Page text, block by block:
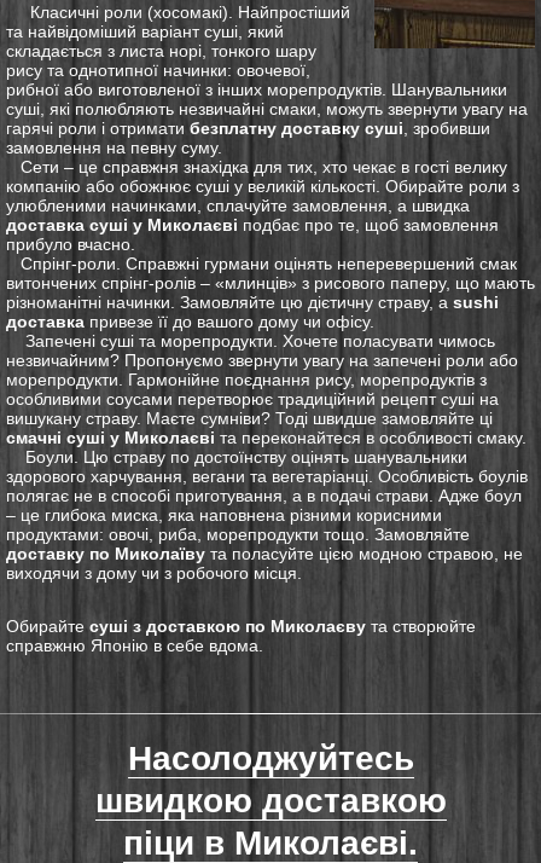
Класичні роли (хосомакі). Найпростіший
та найвідоміший варіант суші, який
складається з листа норі, тонкого шару
рису та однотипної начинки: овочевої,
рибної або виготовленої з інших морепродуктів. Шанувальники
суші, які полюбляють незвичайні смаки, можуть звернути увагу на
гарячі роли і отримати безплатну доставку суші , зробивши
замовлення на певну суму.
Сети – це справжня знахідка для тих, хто чекає в гості велику
компанію або обожнює суші у великій кількості. Обирайте роли з
улюбленими начинками, сплачуйте замовлення, а швидка
доставка суші у Миколаєві подбає про те, щоб замовлення
прибуло вчасно.
Спрінг-роли. Справжні гурмани оцінять неперевершений смак
витончених спрінг-ролів – «млинців» з рисового паперу, що мають
різноманітні начинки. Замовляйте цю дієтичну страву, а sushi
доставка привезе її до вашого дому чи офісу.
Запечені суші та морепродукти. Хочете поласувати чимось
незвичайним? Пропонуємо звернути увагу на запечені роли або
морепродукти. Гармонійне поєднання рису, морепродуктів з
особливими соусами перетворює традиційний рецепт суші на
вишукану страву. Маєте сумніви? Тоді швидше замовляйте ці
смачні суші у Миколаєві та переконайтеся в особливості смаку.
Боули. Цю страву по достоїнству оцінять шанувальники
здорового харчування, вегани та вегетаріанці. Особливість боулів
полягає не в способі приготування, а в подачі страви. Адже боул
– це глибока миска, яка наповнена різними корисними
продуктами: овочі, риба, морепродукти тощо. Замовляйте
доставку по Миколаїву та поласуйте цією модною стравою, не
виходячи з дому чи з робочого місця.
Обирайте суші з доставкою по Миколаєву та створюйте
справжню Японію в себе вдома.
Насолоджуйтесь
швидкою доставкою
піци в Миколаєві.